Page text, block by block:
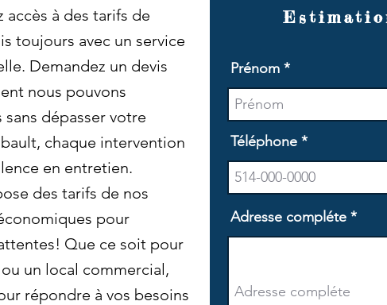
accès à des tarifs de
toujours avec un service
Demandez un devis
nous pouvons
dépasser votre
chaque intervention
en entretien.
des tarifs de nos
pour
Que ce soit pour
un local commercial,
répondre à vos besoins
Prénom
Téléphone
Adresse compléte